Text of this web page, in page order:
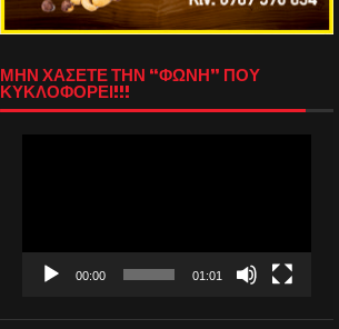
ΜΗΝ ΧΑΣΕΤΕ ΤΗΝ “ΦΩΝΗ” ΠΟΥ
ΚΥΚΛΟΦΟΡΕΙ!!!
00:00 01:01